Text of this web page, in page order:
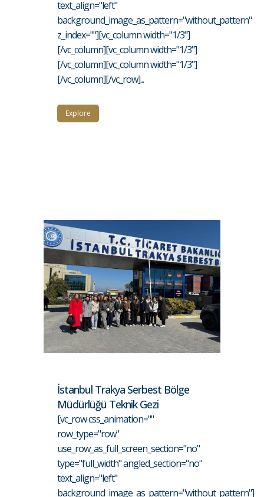
text_align="left"
background_image_as_pattern="without_pattern"
z_index=""][vc_column width="1/3"]
[/vc_column][vc_column width="1/3"]
[/vc_column][vc_column width="1/3"]
[/vc_column][/vc_row]...
Explore
İstanbul Trakya Serbest Bölge
Müdürlüğü Teknik Gezi
[vc_row css_animation=""
row_type="row"
use_row_as_full_screen_section="no"
type="full_width" angled_section="no"
text_align="left"
background_image_as_pattern="without_pattern"]